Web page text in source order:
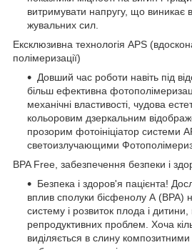
витримувати напругу, що виникає в
жувальних сил.
Ексклюзивна технологія APS
полімеризації)
Довший час роботи навіть під
більш ефективна
механічні властивості, чудова
кольоровим дзеркальним
прозорим фотоініціатор системи
светоизлучающими
BPA Free, забезпечення безпеки і
Безпека і здоров'я пацієнта!
вплив сполуки бісфенолу А (BPA)
систему і розвиток плода і
репродуктивних проблем. Хоча
виділяється в слину